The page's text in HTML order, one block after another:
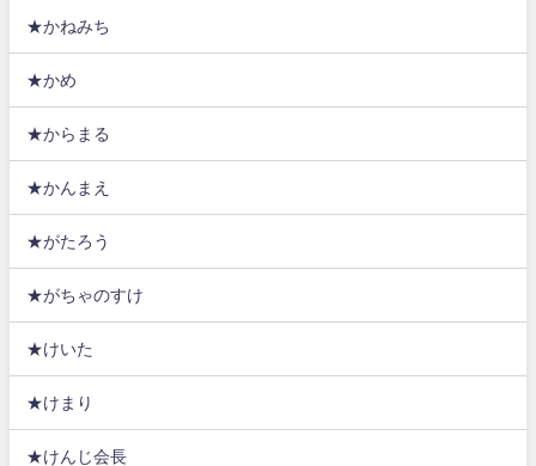
★かねみち
★かめ
★からまる
★かんまえ
★がたろう
★がちゃのすけ
★けいた
★けまり
★けんじ会長